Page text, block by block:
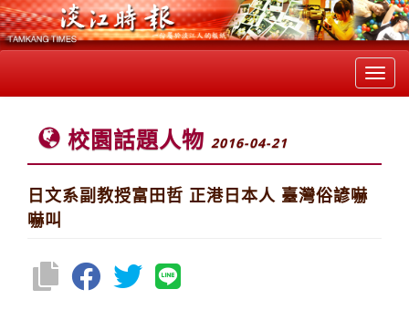
校園話題人物 2016-04-21
日文系副教授富田哲 正港日本人 臺灣俗諺嚇
嚇叫